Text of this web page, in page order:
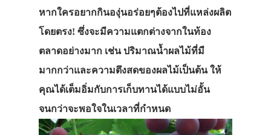
หากใครอยากกินองุ่นอร่อยๆต้องไปที่แหล่งผลิต
โดยตรง! ซึ่งจะมีความแตกต่างจากในท้อง
ตลาดอย่างมาก เช่น ปริมาณน้ำผลไม้ที่มี
มากกว่าและความตึงสดของผลไม้เป็นต้น ให้
คุณได้เต็มอิ่มกับการเก็บทานได้แบบไม่อั้น
จนกว่าจะพอใจในเวลาที่กำหนด